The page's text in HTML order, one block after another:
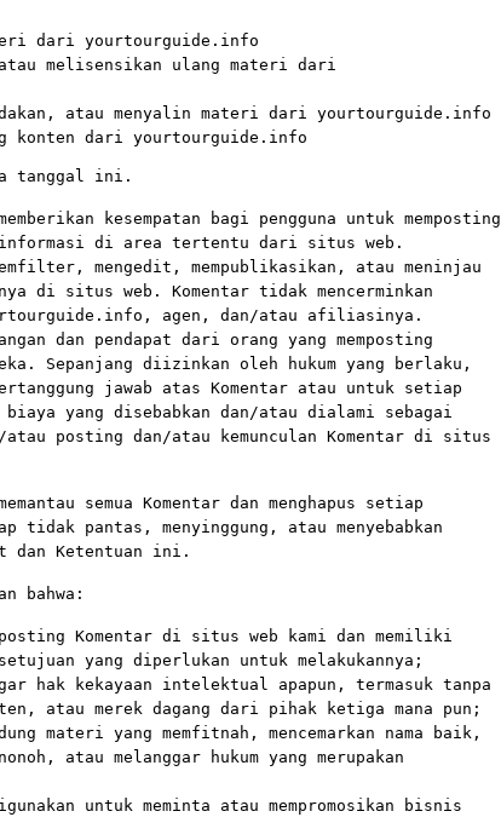
dari yourtourguide.info
atau melisensikan ulang materi dari
atau menyalin materi dari yourtourguide.info
konten dari yourtourguide.info
tanggal ini.
kesempatan bagi pengguna untuk memposting
informasi di area tertentu dari situs web.
mengedit, mempublikasikan, atau meninjau
di situs web. Komentar tidak mencerminkan
agen, dan/atau afiliasinya.
dan pendapat dari orang yang memposting
Sepanjang diizinkan oleh hukum yang berlaku,
jawab atas Komentar atau untuk setiap
yang disebabkan dan/atau dialami sebagai
posting dan/atau kemunculan Komentar di situs
semua Komentar dan menghapus setiap
tidak pantas, menyinggung, atau menyebabkan
dan Ketentuan ini.
bahwa:
Komentar di situs web kami dan memiliki
yang diperlukan untuk melakukannya;
hak kekayaan intelektual apapun, termasuk tanpa
atau merek dagang dari pihak ketiga mana pun;
materi yang memfitnah, mencemarkan nama baik,
atau melanggar hukum yang merupakan
untuk meminta atau mempromosikan bisnis